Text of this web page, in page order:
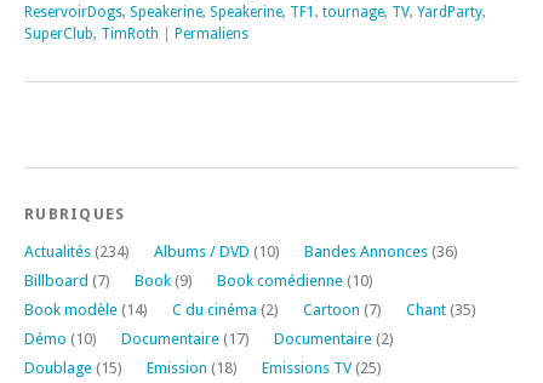
ReservoirDogs, Speakerine, Speakerine‬, TF1 , tournage, TV, YardParty,
‎SuperClub‬, ‎TimRoth‬ Permaliens
RUBRIQUES
Actualités (234) Albums / DVD (10) Bandes Annonces (36)
Billboard (7) Book (9) Book comédienne (10)
Book modèle (14) C du cinéma (2) Cartoon (7) Chant (35)
Démo (10) Documentaire (17) Documentaire (2)
Doublage (15) Emission (18) Emissions TV(25)